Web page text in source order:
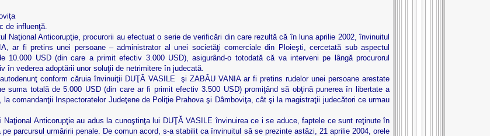
de influenţă.
Anticorupţie, procurorii au efectuat o serie de verificări din care rezultă că în luna aprilie 2002, învinuitul
ar fi pretins unei persoane – administrator al unei societăţi comerciale din Ploieşti, cercetată sub aspectul
10.000 USD (din care a primit efectiv 3.000 USD), asigurând-o totodată că va interveni pe lângă procurorul
în vederea adoptării unor soluţii de netrimitere în judecată.
conform căruia învinuiţii DUŢĂ VASILE şi ZABĂU VANIA ar fi pretins rudelor unei persoane arestate
suma totală de 5.000 USD (din care ar fi primit efectiv 3.500 USD) promiţând să obţină punerea în libertate a
comandanţii Inspectoratelor Judeţene de Poliţie Prahova şi Dâmboviţa, cât şi la magistraţii judecători ce urmau
Anticorupţie au adus la cunoştinţa lui DUŢĂ VASILE învinuirea ce i se aduce, faptele ce sunt reţinute în
parcursul urmăririi penale. De comun acord, s-a stabilit ca învinuitul să se prezinte astăzi, 21 aprilie 2004, orele